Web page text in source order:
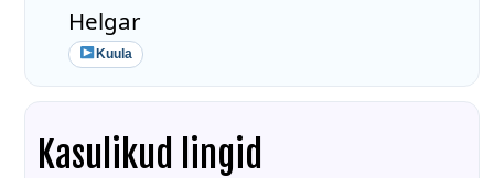
Helgar
Kuula
Kasulikud lingid